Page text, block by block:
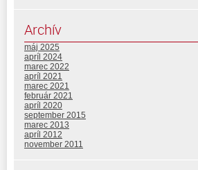
Archív
máj 2025
apríl 2024
marec 2022
apríl 2021
marec 2021
február 2021
apríl 2020
september 2015
marec 2013
apríl 2012
november 2011